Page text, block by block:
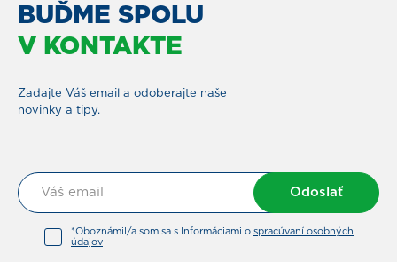
BUĎME SPOLU
V KONTAKTE
Zadajte Váš email a odoberajte naše
novinky a tipy.
Odoslať
*Oboznámil/a som sa s Informáciami o spracúvaní osobných
údajov